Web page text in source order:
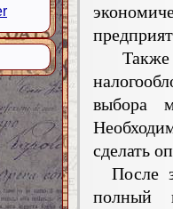
Также
выбора
сделать
После
полный